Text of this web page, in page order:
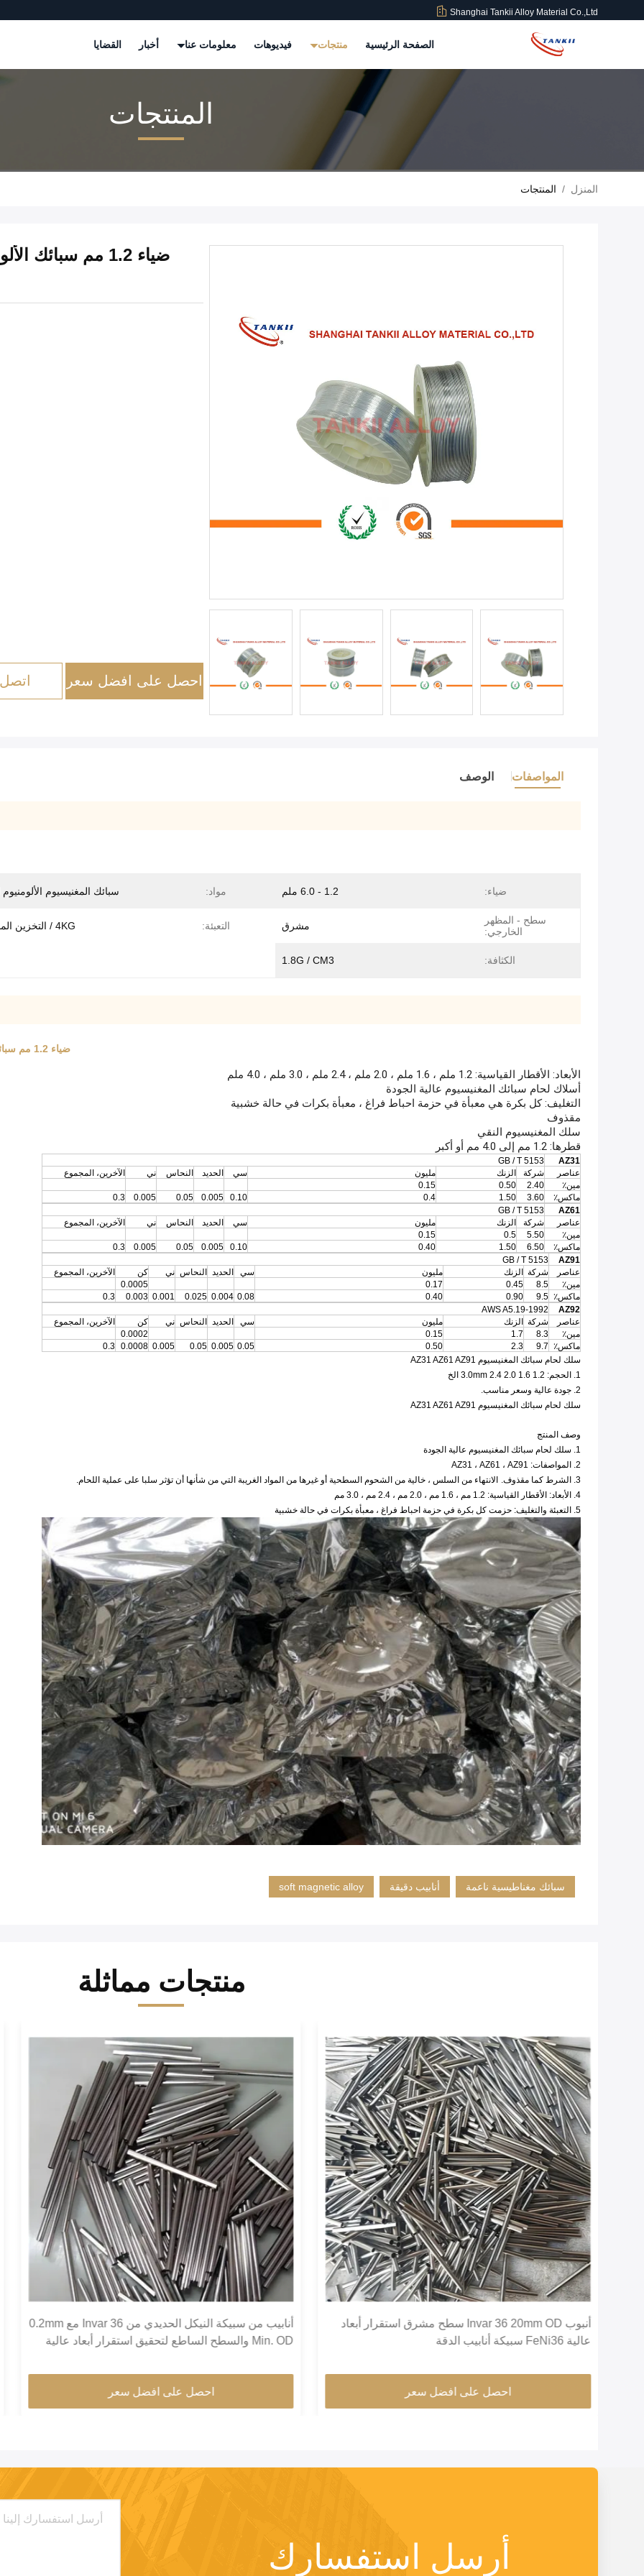
Shanghai Tankii Alloy Material Co.,Ltd
الصفحة الرئيسية منتجات فيديوهات معلومات عنا أخبار القضايا
المنتجات
المنزل / المنتجات
ضياء 1.2 مم
احصل على افضل سعر
المواصفات الوصف
ضياء: 1.2 - 6.0 ملم مواد: سبائك المغنيسيوم الألومنيوم
سطح - المظهر
الخارجي:
مشرق التعبئة: 4KG / التخزين المؤقت،
الكثافة: 1.8G / CM3
ضياء 1.2 مم سبائك الألومنيوم المغنيسيوم البثق أسلاك اللحام Az31 Az61 Az91
الأبعاد: الأقطار القياسية: 1.2 ملم ، 1.6 ملم ، 2.0 ملم ، 2.4 ملم ، 3.0 ملم ، 4.0 ملم
أسلاك لحام سبائك المغنيسيوم عالية الجودة
التغليف: كل بكرة هي معبأة في حزمة احباط فراغ ، معبأة بكرات في حالة خشبية
مقذوف
سلك المغنيسيوم النقي
قطرها: 1.2 مم إلى 4.0 مم أو أكبر
AZ31
GB / T 5153
عناصر
شركة الزنك مليون سي الحديد النحاس ني
الآخرين، المجموع
مين٪
2.40
0.50
0.15
ماكس٪
3.60
1.50
0.4
0.10
0.005
0.05
0.005
0.3
AZ61
GB / T 5153
عناصر
شركة الزنك مليون سي الحديد النحاس ني
الآخرين، المجموع
مين٪
5.50
0.5
0.15
ماكس٪
6.50
1.50
0.40
0.10
0.005
0.05
0.005
0.3
AZ91
GB / T 5153
عناصر
شركة الزنك مليون سي الحديد النحاس ني كن
الآخرين، المجموع
مين٪
8.5
0.45
0.17
0.0005
ماكس٪ 9.5
0.90
0.40
0.08
0.004
0.025
0.001
0.003
0.3
AZ92
AWS A5.19-1992
عناصر
شركة الزنك مليون سي الحديد النحاس ني كن
الآخرين، المجموع
مين٪
8.3
1.7
0.15
0.0002
ماكس٪ 9.7
2.3
0.50
0.05
0.005
0.05
0.005
0.0008
0.3
سلك لحام سبائك المغنيسيوم AZ31 AZ61 AZ91
1. الحجم: 1.2 1.6 2.0 2.4 3.0mm الخ
2. جودة عالية وسعر مناسب.
سلك لحام سبائك المغنيسيوم AZ31 AZ61 AZ91
وصف المنتج
1. سلك لحام سبائك المغنيسيوم عالية الجودة
2. المواصفات: AZ31 ، AZ61 ، AZ91
3. الشرط كما مقذوف.
الانتهاء من السلس ، خالية من الشحوم السطحية أو غيرها من المواد الغريبة التي من شأنها أن تؤثر سلبا على عملية اللحام.
4. الأبعاد: الأقطار القياسية: 1.2 مم ، 1.6 مم ، 2.0 مم ، 2.4 مم ، 3.0 مم
5. التعبئة والتغليف: حزمت كل بكرة في حزمة احباط فراغ ، معبأة بكرات في حالة خشبية
سبائك مغناطيسية ناعمة أنابيب دقيقة soft magnetic alloy
منتجات مماثلة
أنبوب Invar 36 20mm OD سطح مشرق استقرار أبعاد
عالية FeNi36 سبيكة أنابيب الدقة
احصل على افضل سعر
أنابيب من سبيكة النيكل الحديدي من Invar 36 مع 0.2mm
Min. OD والسطح الساطع لتحقيق استقرار أبعاد عالية
احصل على افضل سعر
أرسل استفسارك